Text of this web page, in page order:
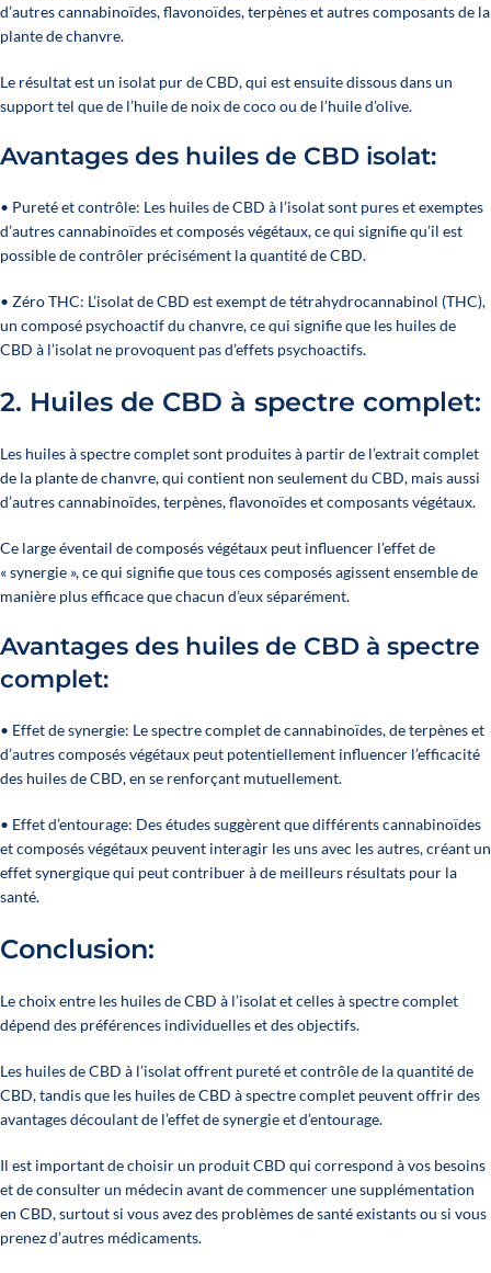
d’autres cannabinoïdes, flavonoïdes, terpènes et autres composants de la
plante de chanvre.
Le résultat est un isolat pur de CBD, qui est ensuite dissous dans un
support tel que de l’huile de noix de coco ou de l’huile d’olive.
Avantages des huiles de CBD isolat:
• Pureté et contrôle: Les huiles de CBD à l’isolat sont pures et exemptes
d’autres cannabinoïdes et composés végétaux, ce qui signifie qu’il est
possible de contrôler précisément la quantité de CBD.
• Zéro THC: L’isolat de CBD est exempt de tétrahydrocannabinol (THC),
un composé psychoactif du chanvre, ce qui signifie que les huiles de
CBD à l’isolat ne provoquent pas d’effets psychoactifs.
2. Huiles de CBD à spectre complet:
Les huiles à spectre complet sont produites à partir de l’extrait complet
de la plante de chanvre, qui contient non seulement du CBD, mais aussi
d’autres cannabinoïdes, terpènes, flavonoïdes et composants végétaux.
Ce large éventail de composés végétaux peut influencer l’effet de
« synergie », ce qui signifie que tous ces composés agissent ensemble de
manière plus efficace que chacun d’eux séparément.
Avantages des huiles de CBD à spectre
complet:
• Effet de synergie: Le spectre complet de cannabinoïdes, de terpènes et
d’autres composés végétaux peut potentiellement influencer l’efficacité
des huiles de CBD, en se renforçant mutuellement.
• Effet d’entourage: Des études suggèrent que différents cannabinoïdes
et composés végétaux peuvent interagir les uns avec les autres, créant un
effet synergique qui peut contribuer à de meilleurs résultats pour la
santé.
Conclusion:
Le choix entre les huiles de CBD à l’isolat et celles à spectre complet
dépend des préférences individuelles et des objectifs.
Les huiles de CBD à l’isolat offrent pureté et contrôle de la quantité de
CBD, tandis que les huiles de CBD à spectre complet peuvent offrir des
avantages découlant de l’effet de synergie et d’entourage.
Il est important de choisir un produit CBD qui correspond à vos besoins
et de consulter un médecin avant de commencer une supplémentation
en CBD, surtout si vous avez des problèmes de santé existants ou si vous
prenez d’autres médicaments.